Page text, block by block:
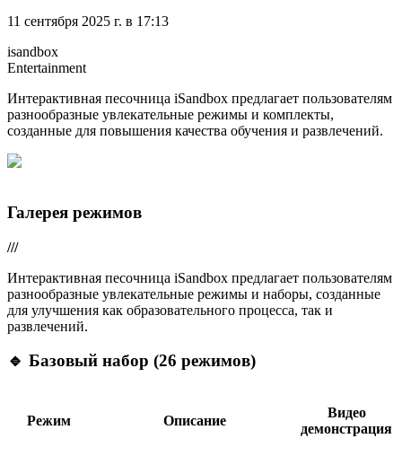
11 сентября 2025 г. в 17:13
isandbox
Entertainment
Интерактивная песочница iSandbox предлагает пользователям
разнообразные увлекательные режимы и комплекты,
созданные для повышения качества обучения и развлечений.
Галерея режимов
///
Интерактивная песочница iSandbox предлагает пользователям
разнообразные увлекательные режимы и наборы, созданные
для улучшения как образовательного процесса, так и
развлечений.
🔹 Базовый набор (26 режимов)
Режим Описание
Видео
демонстрация